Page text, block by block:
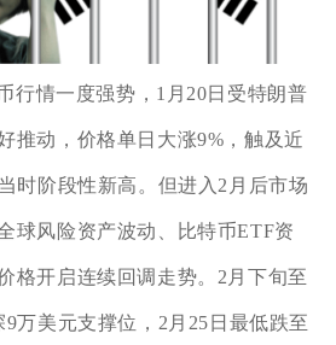
行情一度强势，1月20日受特朗普
推动，价格单日大涨9%，触及近
时阶段性新高。但进入2月后市场
球风险资产波动、比特币ETF资
格开启连续回调走势。2月下旬至
万美元支撑位，2月25日最低跌至